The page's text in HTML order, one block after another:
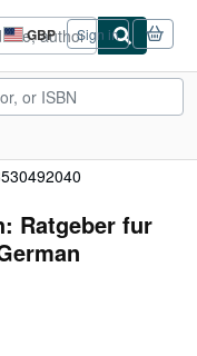
GBP
Site
shopping
preferences
Sign in
Ratgeber fur